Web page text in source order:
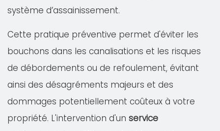
système d’assainissement.
Cette pratique préventive permet d'éviter les
bouchons dans les canalisations et les risques
de débordements ou de refoulement, évitant
ainsi des désagréments majeurs et des
dommages potentiellement coûteux à votre
propriété. L'intervention d'un service